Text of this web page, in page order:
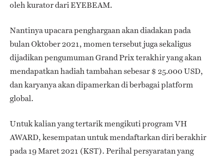
oleh kurator dari EYEBEAM.
Nantinya upacara penghargaan akan diadakan pada
bulan Oktober 2021, momen tersebut juga sekaligus
dijadikan pengumuman Grand Prix terakhir yang akan
mendapatkan hadiah tambahan sebesar $ 25.000 USD,
dan karyanya akan dipamerkan di berbagai platform
global.
Untuk kalian yang tertarik mengikuti program VH
AWARD, kesempatan untuk mendaftarkan diri berakhir
pada 19 Maret 2021 (KST). Perihal persyaratan yang